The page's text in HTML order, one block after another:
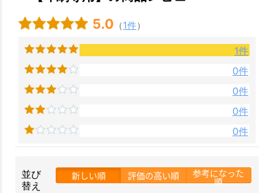
5.0 （1件）
1件
0件
0件
0件
0件
並び
替え
新しい順 評価の高い順 参考になった
順